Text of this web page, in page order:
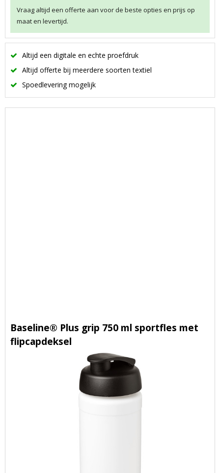
Vraag altijd een offerte aan voor de beste opties en prijs op
maat en levertijd.
Altijd een digitale en echte proefdruk
Altijd offerte bij meerdere soorten textiel
Spoedlevering mogelijk
Baseline® Plus grip 750 ml sportfles met
flipcapdeksel